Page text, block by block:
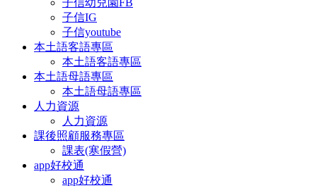
子信幼兒園FB
子信IG
子信youtube
本土語客語專區
本土語客語專區
本土語母語專區
本土語母語專區
人力資源
人力資源
課後照顧服務專區
課表(寒假營)
app好校通
app好校通